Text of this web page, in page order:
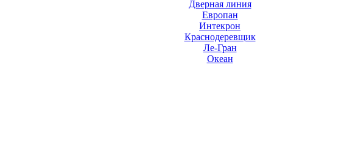
Дверная линия
Европан
Интекрон
Краснодеревщик
Ле-Гран
Океан